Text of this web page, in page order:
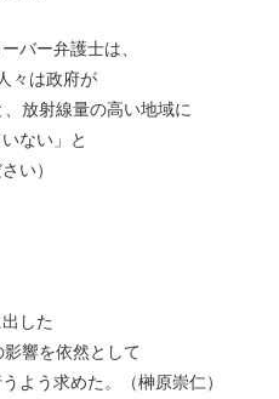
バー弁護士は、
々は政府が
放射線量の高い地域に
ない」と
い）
した
響を依然として
よう求めた。（榊原崇仁）